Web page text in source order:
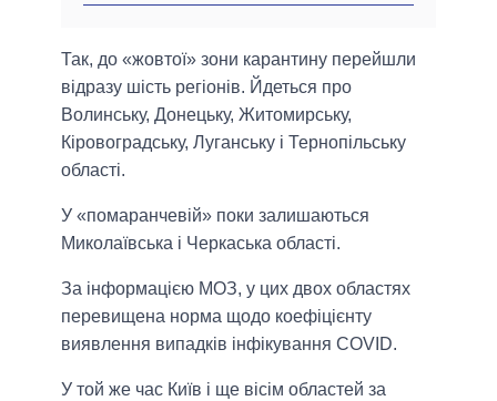
Так, до «жовтої» зони карантину перейшли
відразу шість регіонів. Йдеться про
Волинську, Донецьку, Житомирську,
Кіровоградську, Луганську і Тернопільську
області.
У «помаранчевій» поки залишаються
Миколаївська і Черкаська області.
За інформацією МОЗ, у цих двох областях
перевищена норма щодо коефіцієнту
виявлення випадків інфікування COVID.
У той же час Київ і ще вісім областей за